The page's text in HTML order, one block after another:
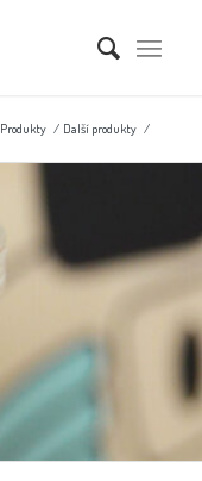
Produkty / Další produkty /